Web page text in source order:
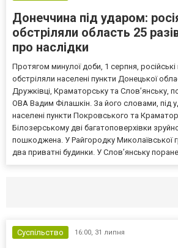
Донеччина під ударом:
обстріляли область 25
про наслідки
Протягом минулої доби, 1 серпня, російські
обстріляли населені пункти Донецької
Дружківці, Краматорську та Слов’янську,
ОВА Вадим Філашкін. За його словами, під
населені пункти Покровського та
Білозерському дві багатоповерхівки
пошкоджена. У Райгородку Миколаївської
два приватні будинки. У Слов’янську
Суспільство 16:00, 31 липня